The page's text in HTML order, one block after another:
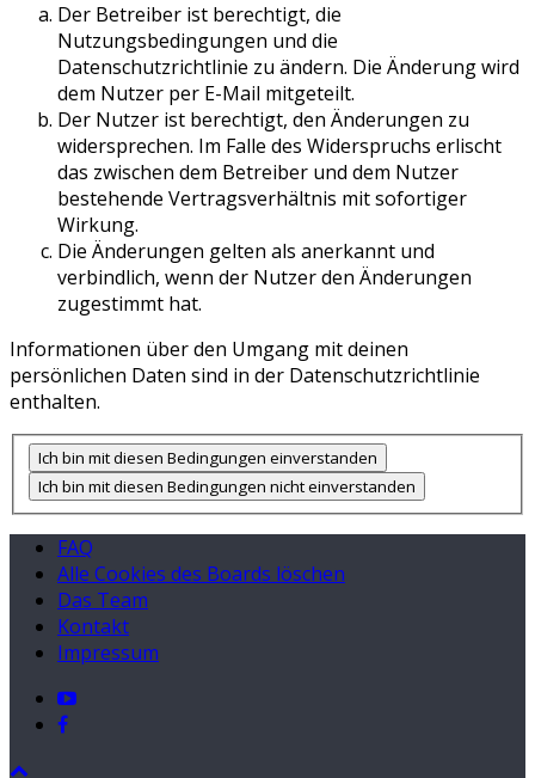
Der Betreiber ist berechtigt, die
Nutzungsbedingungen und die
Datenschutzrichtlinie zu ändern. Die Änderung wird
dem Nutzer per E-Mail mitgeteilt.
Der Nutzer ist berechtigt, den Änderungen zu
widersprechen. Im Falle des Widerspruchs erlischt
das zwischen dem Betreiber und dem Nutzer
bestehende Vertragsverhältnis mit sofortiger
Wirkung.
Die Änderungen gelten als anerkannt und
verbindlich, wenn der Nutzer den Änderungen
zugestimmt hat.
Informationen über den Umgang mit deinen
persönlichen Daten sind in der Datenschutzrichtlinie
enthalten.
FAQ
Alle Cookies des Boards löschen
Das Team
Kontakt
Impressum